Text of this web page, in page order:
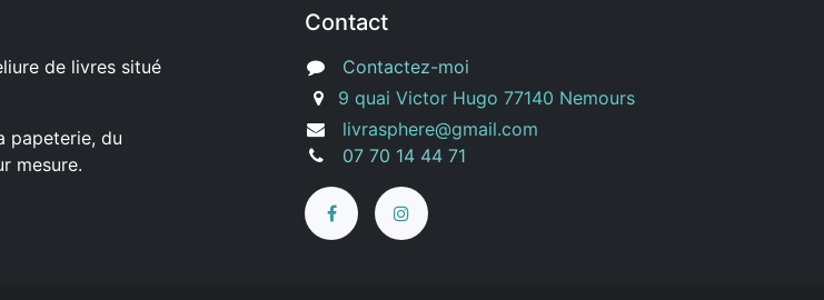
de livres situé
papeterie, du
mesure.
Contact
Contactez-moi
9 quai Victor Hugo 77140 Nemours
livrasphere@gmail.com
07 70 14 44 71